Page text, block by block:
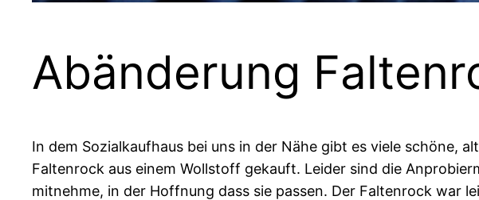
Abänderung
In dem Sozialkaufhaus bei uns in der Nähe gibt es viele schöne,
Faltenrock aus einem Wollstoff gekauft. Leider sind die
mitnehme, in der Hoffnung dass sie passen. Der Faltenrock war